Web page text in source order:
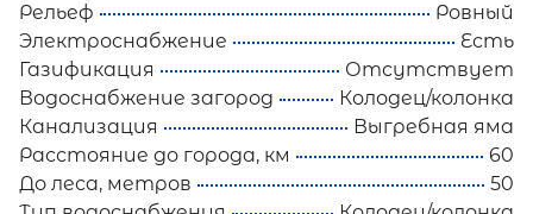
Рельеф
Ровный
Электроснабжение
Есть
Газификация
Отсутствует
Водоснабжение загород
Колодец/колонка
Канализация
Выгребная яма
Расстояние до города, км
60
До леса, метров
50